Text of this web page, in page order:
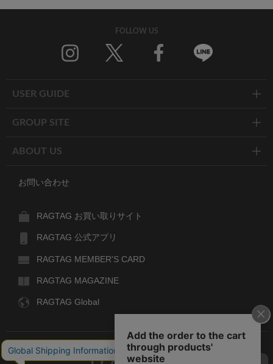
FOLLOW US
USER GUIDE
GROUP SITE
ABOUT US
お問い合わせ
RAGTAG お買い取りサイト
RAGTAG 公式アプリ
RAGTAG MEMBER'S CARD
RAGTAG MAGAZINE
RAGTAG Global